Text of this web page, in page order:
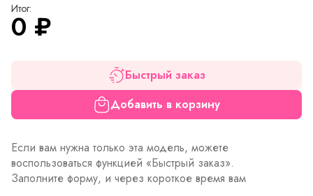
Итог:
0 ₽
Быстрый заказ
Добавить в корзину
Если вам нужна только эта модель, можете
воспользоваться функцией «Быстрый заказ».
Заполните форму, и через короткое время вам